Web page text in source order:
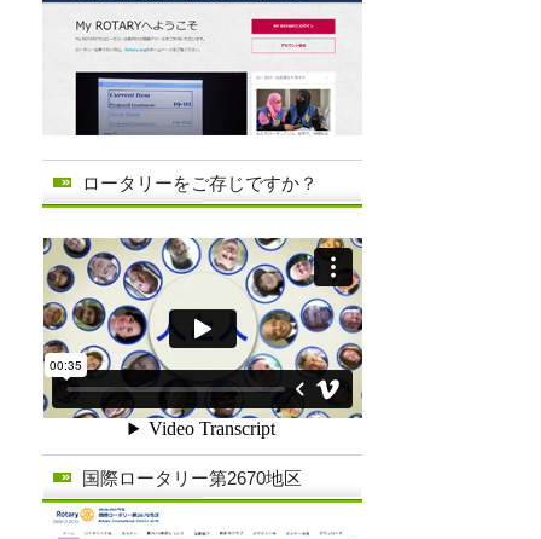
ロータリーをご存じですか？
国際ロータリー第2670地区